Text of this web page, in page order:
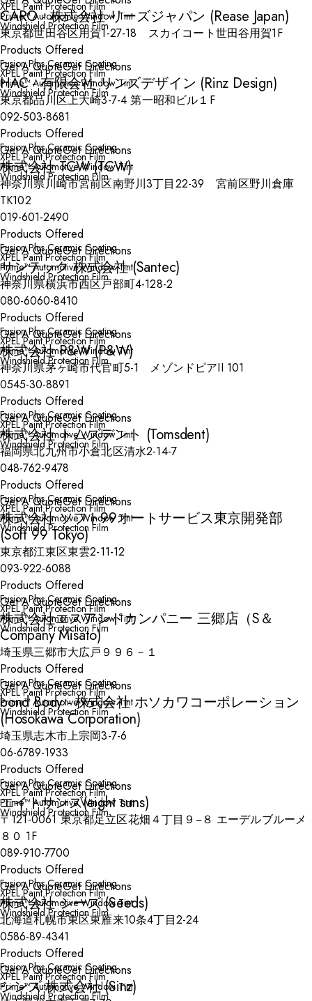
XPEL Paint Protection Film
Prime™ Automotive Window Tint
Windshield Protection Film
CARO - 株式会社 リーズジャパン (Rease Japan)
東京都世田谷区用賀1-27-18 スカイコート世田谷用賀1F
Products Offered
Fusion Plus Ceramic Coating
XPEL Paint Protection Film
Prime™ Automotive Window Tint
Windshield Protection Film
Get A QuoteGet Directions
HAC - 有限会社 リンズデザイン (Rinz Design)
東京都品川区上大崎3-7-4 第一昭和ビル１F
092-503-8681
Products Offered
Fusion Plus Ceramic Coating
XPEL Paint Protection Film
Prime™ Automotive Window Tint
Windshield Protection Film
Get A QuoteGet Directions
株式会社 TCW (TCW)
神奈川県川崎市宮前区南野川3丁目22-39 宮前区野川倉庫
TK102
019-601-2490
Products Offered
Fusion Plus Ceramic Coating
XPEL Paint Protection Film
Prime™ Automotive Window Tint
Windshield Protection Film
Get A QuoteGet Directions
サンテック 株式会社 (Santec)
神奈川県横浜市西区戸部町4-128-2
080-6060-8410
Products Offered
Fusion Plus Ceramic Coating
XPEL Paint Protection Film
Prime™ Automotive Window Tint
Windshield Protection Film
Get A QuoteGet Directions
株式会社 P&W (P&W)
神奈川県茅ヶ崎市代官町5-1 メゾンドピアII 101
0545-30-8891
Products Offered
Fusion Plus Ceramic Coating
XPEL Paint Protection Film
Prime™ Automotive Window Tint
Windshield Protection Film
Get A QuoteGet Directions
株式会社 トムズデント (Tomsdent)
福岡県北九州市小倉北区清水2-14-7
048-762-9478
Products Offered
Fusion Plus Ceramic Coating
XPEL Paint Protection Film
Prime™ Automotive Window Tint
Windshield Protection Film
Get A QuoteGet Directions
株式会社 ソフト99オートサービス東京開発部
(Soft 99 Tokyo)
東京都江東区東雲2-11-12
093-922-6088
Products Offered
Fusion Plus Ceramic Coating
XPEL Paint Protection Film
Prime™ Automotive Window Tint
Windshield Protection Film
Get A QuoteGet Directions
株式会社エスアンドカンパニー 三郷店（S＆
Company Misato)
埼玉県三郷市大広戸９９６－１
Products Offered
Fusion Plus Ceramic Coating
XPEL Paint Protection Film
Prime™ Automotive Window Tint
Windshield Protection Film
Get A QuoteGet Directions
bond Body - 株式会社 ホソカワコーポレーション
(Hosokawa Corporation)
埼玉県志木市上宗岡3-7-6
06-6789-1933
Products Offered
Fusion Plus Ceramic Coating
XPEL Paint Protection Film
Prime™ Automotive Window Tint
Windshield Protection Film
Get A QuoteGet Directions
エイトサンズ(eight suns)
〒121-0061 東京都足立区花畑４丁目９−８ エーデルブルーメ
８０ 1F
089-910-7700
Products Offered
Fusion Plus Ceramic Coating
XPEL Paint Protection Film
Prime™ Automotive Window Tint
Windshield Protection Film
Get A QuoteGet Directions
株式会社 シーズ (Seeds)
北海道札幌市東区東雁来10条4丁目2-24
0586-89-4341
Products Offered
Fusion Plus Ceramic Coating
XPEL Paint Protection Film
Prime™ Automotive Window Tint
Windshield Protection Film
Get A QuoteGet Directions
シンズ 株式会社 (Sinz)